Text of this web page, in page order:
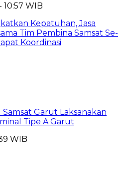
10:57 WIB
Kepatuhan, Jasa
Tim Pembina Samsat Se-
Koordinasi
Samsat Garut Laksanakan
Tipe A Garut
WIB